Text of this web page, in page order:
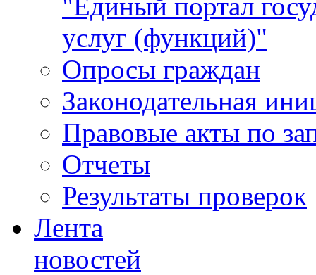
услуг (функций)"
Опросы граждан
Законодательная
Правовые акты по
Отчеты
Результаты проверок
Лента
новостей